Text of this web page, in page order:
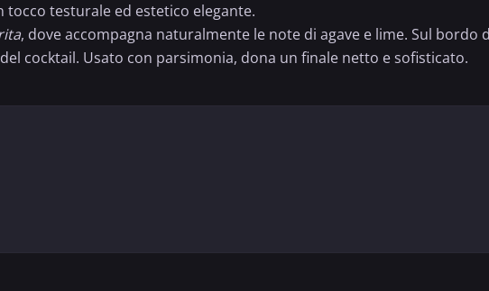
testurale ed estetico elegante.
, dove accompagna naturalmente le note di agave e lime. Sul bordo
cocktail. Usato con parsimonia, dona un finale netto e sofisticato.